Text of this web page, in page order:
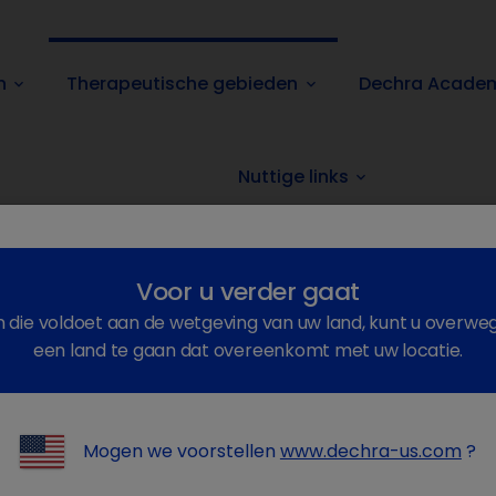
keyboard_arrow_down Therapeutische gebieden keyboard_arrow_down Dechra
Nuttige links keyboard_arrow_down
Voor u verder gaat
voldoet aan de wetgeving van uw land, kunt u
een land te gaan dat overeenkomt met uw locatie.
Mogen we voorstellen www.dechra-us.com ?